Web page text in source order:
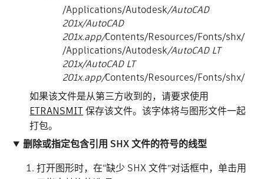
/Applications/Autodesk/AutoCAD
201x/AutoCAD
201x.app/Contents/Resources/Fonts/shx/
/Applications/Autodesk/AutoCAD LT
201x/AutoCAD LT
201x.app/Contents/Resources/Fonts/shx/
如果该文件是从第三方收到的，请要求使用
ETRANSMIT保存该文件。该字体将与图形文件一起
打包。
删除或指定包含引用 SHX 文件的符号的线型
打开图形时，在“缺少 SHX 文件”对话框中，单击用